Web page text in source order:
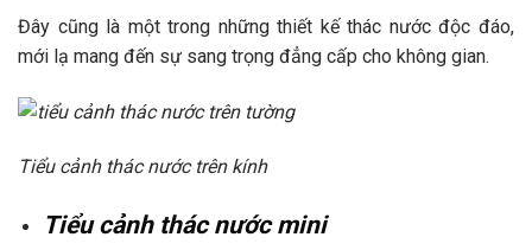
Đây cũng là một trong những thiết kế thác nước độc đáo,
mới lạ mang đến sự sang trọng đẳng cấp cho không gian.
Tiểu cảnh thác nước trên kính
Tiểu cảnh thác nước mini